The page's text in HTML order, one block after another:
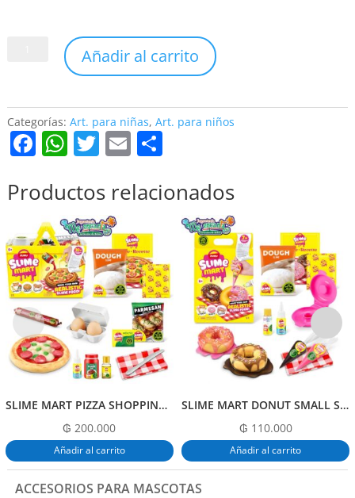
DE
JURASSIC
WORLD
Añadir al carrito
Categorías: Art. para niñas, Art. para niños
F
c
e
b
o
o
k
W
at
s
A
p
p
T
itt
er
E
ai
C
m
tir
Productos relacionados
SLIME MART PIZZA SHOPPING BASKET
₲ 200.000
Añadir al carrito
SLIME MART DONUT SMALL SHOPPING BAG
₲ 110.000
Añadir al carrito
ACCESORIOS PARA MASCOTAS